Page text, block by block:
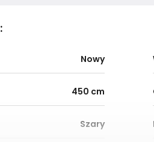
:
Nowy
450 cm
Szary